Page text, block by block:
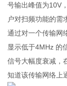
号输出峰值为10V
户对扫频功能的需
通过对一个传输网
显示低于4MHz 的
信号大幅度衰减，
知道该传输网络上